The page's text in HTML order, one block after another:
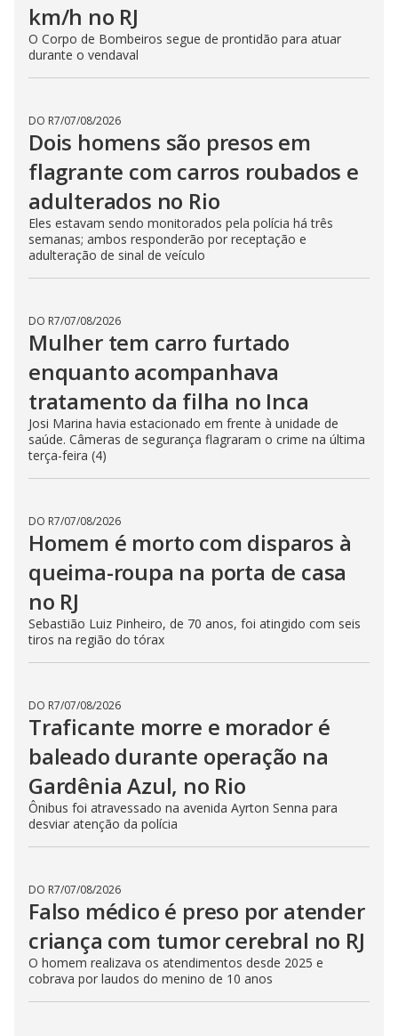
km/h no RJ
O Corpo de Bombeiros segue de prontidão para atuar
durante o vendaval
DO R7/07/08/2026
Dois homens são presos em
flagrante com carros roubados e
adulterados no Rio
Eles estavam sendo monitorados pela polícia há três
semanas; ambos responderão por receptação e
adulteração de sinal de veículo
DO R7/07/08/2026
Mulher tem carro furtado
enquanto acompanhava
tratamento da filha no Inca
Josi Marina havia estacionado em frente à unidade de
saúde. Câmeras de segurança flagraram o crime na última
terça-feira (4)
DO R7/07/08/2026
Homem é morto com disparos à
queima-roupa na porta de casa
no RJ
Sebastião Luiz Pinheiro, de 70 anos, foi atingido com seis
tiros na região do tórax
DO R7/07/08/2026
Traficante morre e morador é
baleado durante operação na
Gardênia Azul, no Rio
Ônibus foi atravessado na avenida Ayrton Senna para
desviar atenção da polícia
DO R7/07/08/2026
Falso médico é preso por atender
criança com tumor cerebral no RJ
O homem realizava os atendimentos desde 2025 e
cobrava por laudos do menino de 10 anos